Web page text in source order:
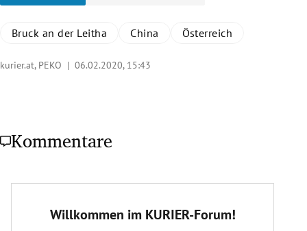
Bruck an der Leitha China Österreich
kurier.at, PEKO | 06.02.2020, 15:43
Kommentare